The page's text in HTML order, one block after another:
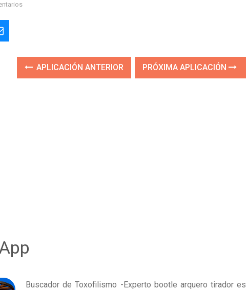
APLICACIÓN ANTERIOR PRÓXIMA APLICACIÓN
Buscador de Toxofilismo -Experto bootle arquero tirador es